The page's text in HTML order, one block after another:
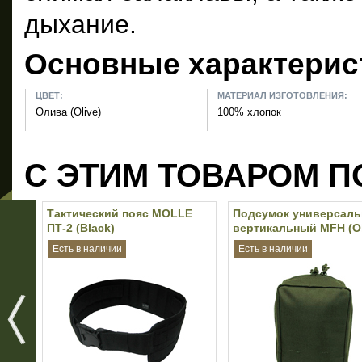
дыхание.
Основные
ЦВЕТ:
Олива (Olive)
МАТЕРИАЛ ИЗГОТОВЛЕНИЯ:
100% хлопок
С ЭТИМ ТОВАРОМ
Тактический пояс MOLLE
ПТ-2 (Black)
Есть в наличии
Подсумок
вертикальный MFH
Есть в наличии